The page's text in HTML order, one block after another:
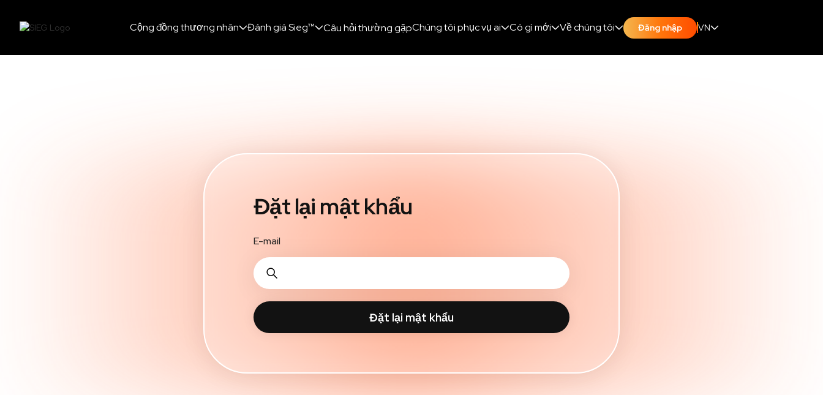
Cộng đồng thương nhân Đánh giá Sieg™ Câu hỏi thường gặpChúng tôi phục vụ ai Có gì mới Về chúng tôi Đăng nhập VN
Đặt lại mật khẩu
E-mail